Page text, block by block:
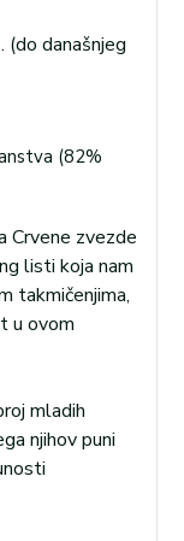
današnjeg
(82%
Crvene zvezde
listi koja nam
takmičenjima,
u ovom
mladih
njihov puni